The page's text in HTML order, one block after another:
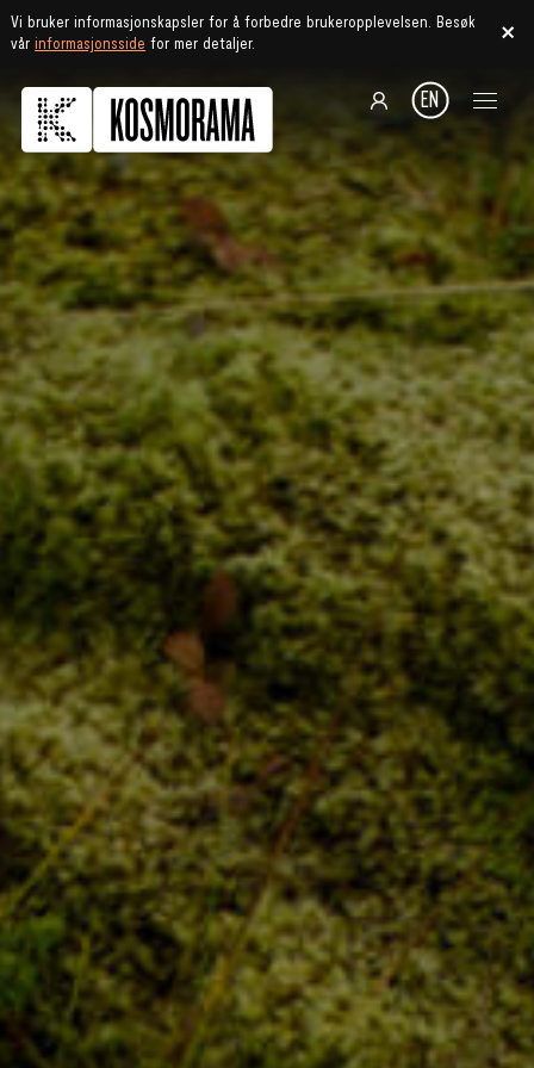
Vi bruker informasjonskapsler for å forbedre brukeropplevelsen. Besøk
vårinformasjonsside for mer detaljer.
EN